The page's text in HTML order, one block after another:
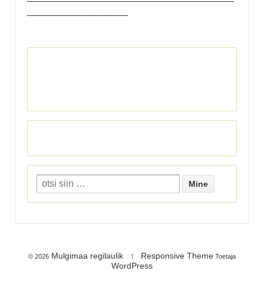
© 2026Mulgimaa regilaulik ↑ Responsive Theme Toetaja
WordPress